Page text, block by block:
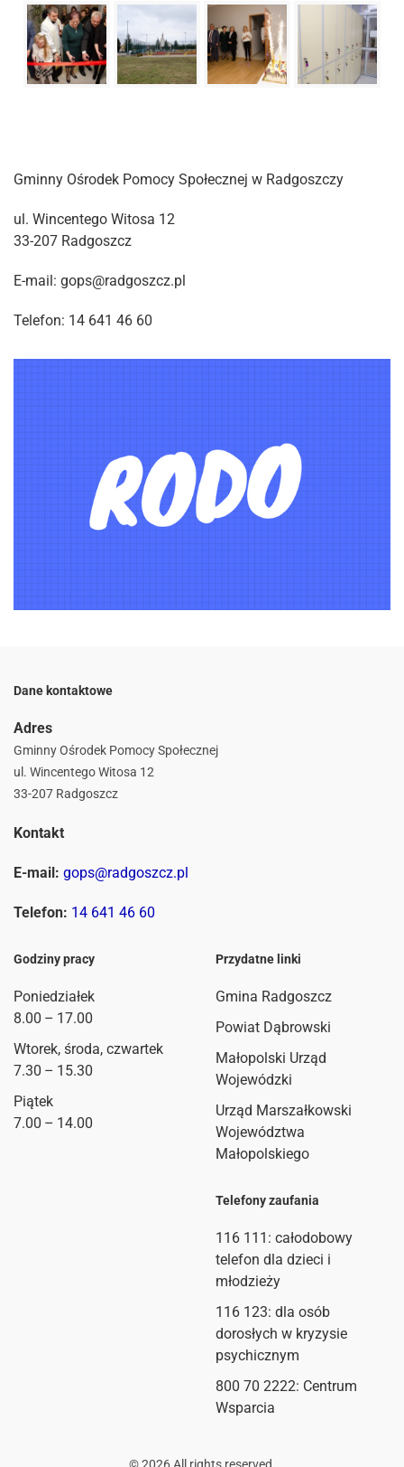
Gminny Ośrodek Pomocy Społecznej w Radgoszczy
ul. Wincentego Witosa 12
33-207 Radgoszcz
E-mail: gops@radgoszcz.pl
Telefon: 14 641 46 60
Dane kontaktowe
Adres
Gminny Ośrodek Pomocy Społecznej
ul. Wincentego Witosa 12
33-207 Radgoszcz
Kontakt
E-mail: gops@radgoszcz.pl
Telefon: 14 641 46 60
Godziny pracy
Poniedziałek
8.00 – 17.00
Wtorek, środa, czwartek
7.30 – 15.30
Piątek
7.00 – 14.00
Przydatne linki
Gmina Radgoszcz
Powiat Dąbrowski
Małopolski Urząd
Wojewódzki
Urząd Marszałkowski
Województwa
Małopolskiego
Telefony zaufania
116 111 : całodobowy
telefon dla dzieci i
młodzieży
116 123: dla osób
dorosłych w kryzysie
psychicznym
800 70 2222: Centrum
Wsparcia